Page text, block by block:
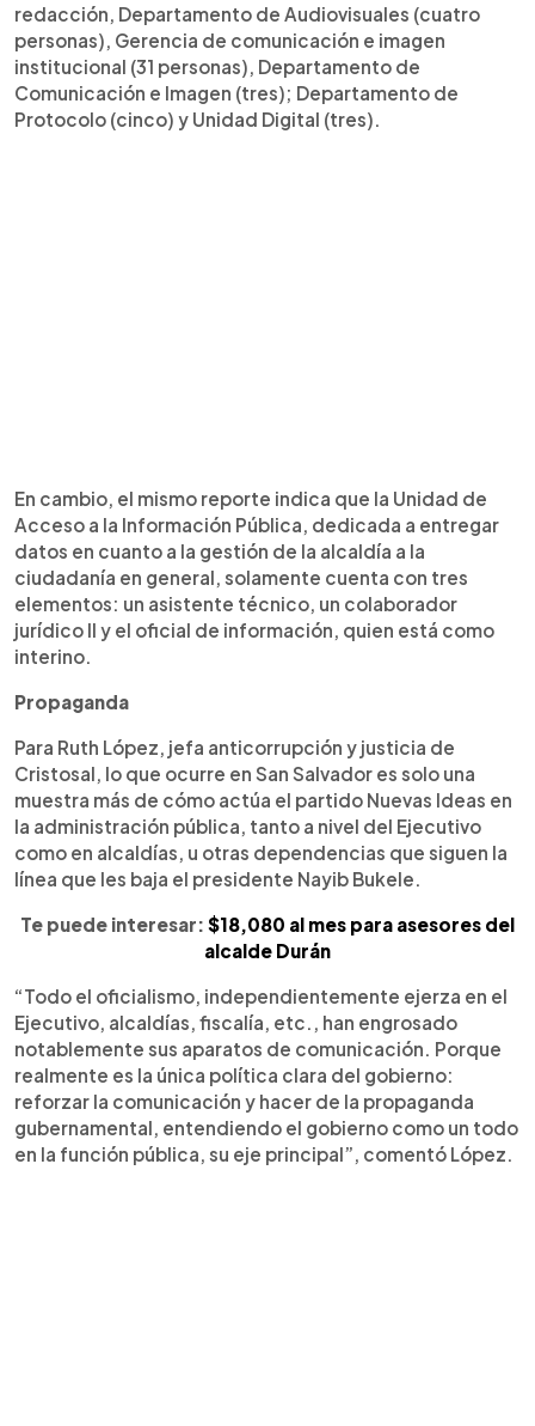
redacción, Departamento de Audiovisuales (cuatro
personas), Gerencia de comunicación e imagen
institucional (31 personas), Departamento de
Comunicación e Imagen (tres); Departamento de
Protocolo (cinco) y Unidad Digital (tres).
En cambio, el mismo reporte indica que la Unidad de
Acceso a la Información Pública, dedicada a entregar
datos en cuanto a la gestión de la alcaldía a la
ciudadanía en general, solamente cuenta con tres
elementos: un asistente técnico, un colaborador
jurídico II y el oficial de información, quien está como
interino.
Propaganda
Para Ruth López, jefa anticorrupción y justicia de
Cristosal, lo que ocurre en San Salvador es solo una
muestra más de cómo actúa el partido Nuevas Ideas en
la administración pública, tanto a nivel del Ejecutivo
como en alcaldías, u otras dependencias que siguen la
línea que les baja el presidente Nayib Bukele.
Te puede interesar: $18,080 al mes para asesores del
alcalde Durán
“Todo el oficialismo, independientemente ejerza en el
Ejecutivo, alcaldías, fiscalía, etc., han engrosado
notablemente sus aparatos de comunicación. Porque
realmente es la única política clara del gobierno:
reforzar la comunicación y hacer de la propaganda
gubernamental, entendiendo el gobierno como un todo
en la función pública, su eje principal”, comentó López.